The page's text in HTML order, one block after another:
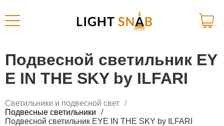
Подвесной светильник EY
E IN THE SKY by ILFARI
Светильники и подвесной свет
Подвесные светильники
Подвесной светильник EYE IN THE SKY by ILFARI